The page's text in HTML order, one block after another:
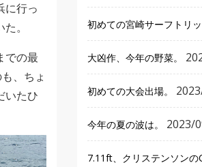
に行っ
。
での最
、ちょ
いたひ
初めての宮崎サーフトリ
大凶作、今年の野菜。
初めての大会出場。
今年の夏の波は。 2023/
7.11ft、クリステンソンの